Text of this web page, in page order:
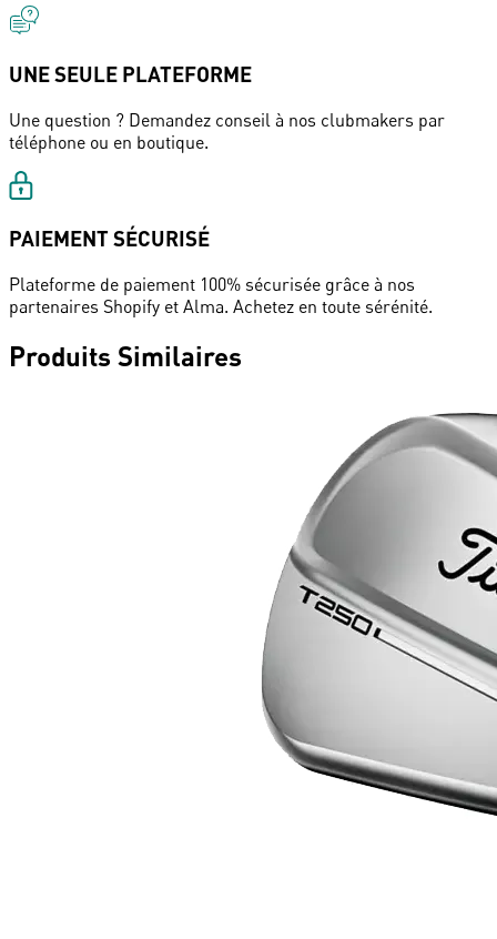
UNE SEULE PLATEFORME
Une question ? Demandez conseil à nos clubmakers par
téléphone ou en boutique.
PAIEMENT SÉCURISÉ
Plateforme de paiement 100% sécurisée grâce à nos
partenaires Shopify et Alma. Achetez en toute sérénité.
Produits Similaires